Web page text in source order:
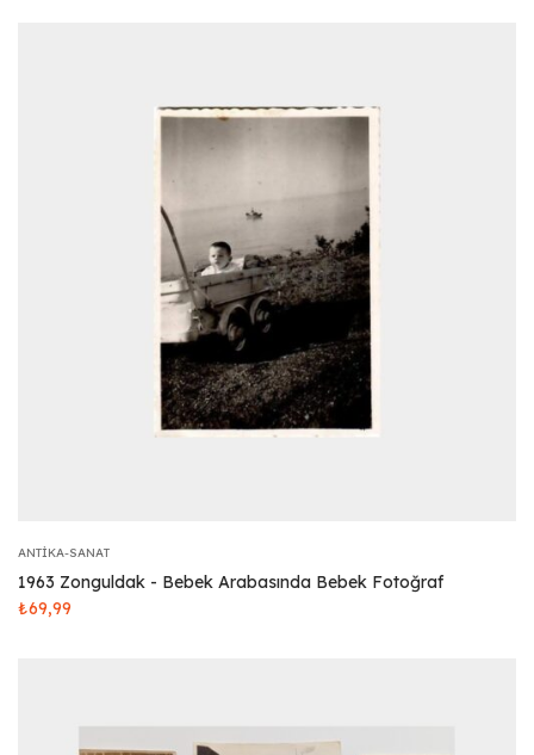
ANTIKA-SANAT
1963 Zonguldak - Bebek Arabasında Bebek Fotoğraf
₺69,99